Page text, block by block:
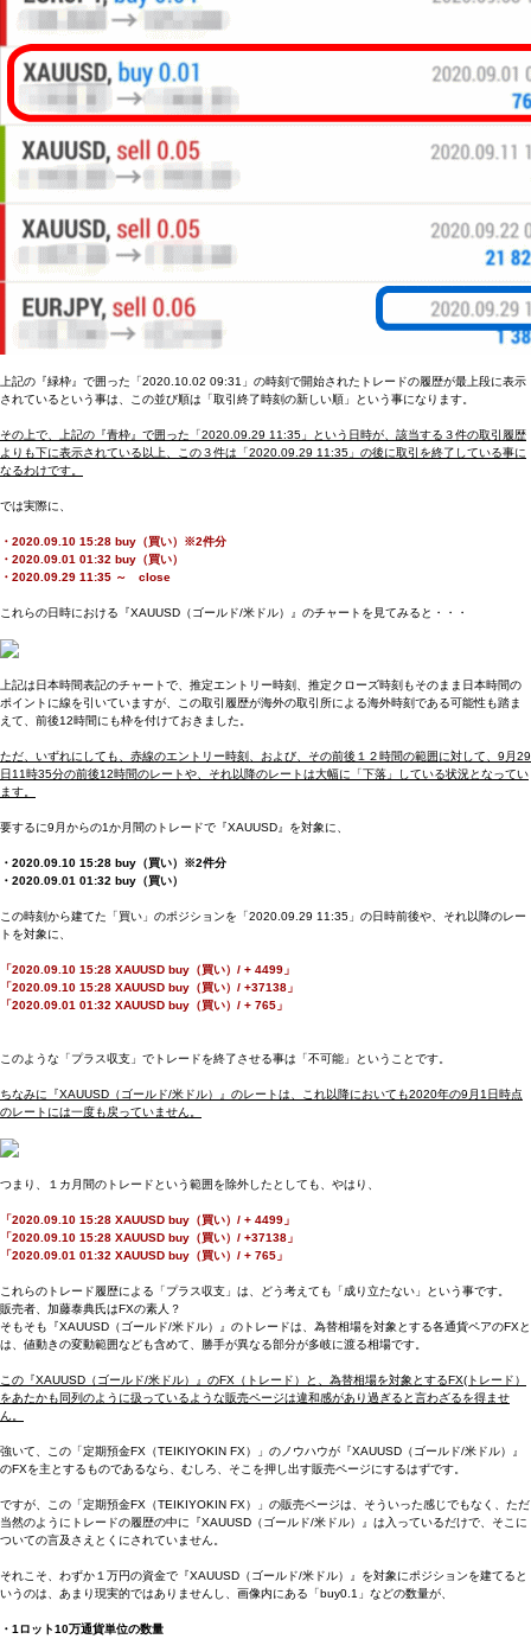
上記の『緑枠』で囲った「2020.10.02 09:31」の時刻で開始されたトレードの履歴が最上段に表示
されているという事は、この並び順は「取引終了時刻の新しい順」という事になります。
その上で、上記の『青枠』で囲った「2020.09.29 11:35」という日時が、該当する３件の取引履歴
よりも下に表示されている以上、この３件は「2020.09.29 11:35」の後に取引を終了している事に
なるわけです。
では実際に、
・2020.09.10 15:28 buy（買い）※2件分
・2020.09.01 01:32 buy（買い）
・2020.09.29 11:35 ～ close
これらの日時における『XAUUSD（ゴールド/米ドル）』のチャートを見てみると・・・
上記は日本時間表記のチャートで、推定エントリー時刻、推定クローズ時刻もそのまま日本時間の
ポイントに線を引いていますが、この取引履歴が海外の取引所による海外時刻である可能性も踏ま
えて、前後12時間にも枠を付けておきました。
ただ、いずれにしても、赤線のエントリー時刻、および、その前後１２時間の範囲に対して、9月29
日11時35分の前後12時間のレートや、それ以降のレートは大幅に「下落」している状況となってい
ます。
要するに9月からの1か月間のトレードで『XAUUSD』を対象に、
・2020.09.10 15:28 buy（買い）※2件分
・2020.09.01 01:32 buy（買い）
この時刻から建てた「買い」のポジションを「2020.09.29 11:35」の日時前後や、それ以降のレー
トを対象に、
「2020.09.10 15:28 XAUUSD buy（買い）/ + 4499」
「2020.09.10 15:28 XAUUSD buy（買い）/ +37138」
「2020.09.01 01:32 XAUUSD buy（買い）/ + 765」
このような「プラス収支」でトレードを終了させる事は「不可能」ということです。
ちなみに『XAUUSD（ゴールド/米ドル）』のレートは、これ以降においても2020年の9月1日時点
のレートには一度も戻っていません。
つまり、１カ月間のトレードという範囲を除外したとしても、やはり、
「2020.09.10 15:28 XAUUSD buy（買い）/ + 4499」
「2020.09.10 15:28 XAUUSD buy（買い）/ +37138」
「2020.09.01 01:32 XAUUSD buy（買い）/ + 765」
これらのトレード履歴による「プラス収支」は、どう考えても「成り立たない」という事です。
販売者、加藤泰典氏はFXの素人？
そもそも『XAUUSD（ゴールド/米ドル）』のトレードは、為替相場を対象とする各通貨ペアのFXと
は、値動きの変動範囲なども含めて、勝手が異なる部分が多岐に渡る相場です。
この『XAUUSD（ゴールド/米ドル）』のFX（トレード）と、為替相場を対象とするFX(トレード）
をあたかも同列のように扱っているような販売ページは違和感があり過ぎると言わざるを得ませ
ん。
強いて、この「定期預金FX（TEIKIYOKIN FX）」のノウハウが『XAUUSD（ゴールド/米ドル）』
のFXを主とするものであるなら、むしろ、そこを押し出す販売ページにするはずです。
ですが、この「定期預金FX（TEIKIYOKIN FX）」の販売ページは、そういった感じでもなく、ただ
当然のようにトレードの履歴の中に『XAUUSD（ゴールド/米ドル）』は入っているだけで、そこに
ついての言及さえとくにされていません。
それこそ、わずか１万円の資金で『XAUUSD（ゴールド/米ドル）』を対象にポジションを建てると
いうのは、あまり現実的ではありませんし、画像内にある「buy0.1」などの数量が、
・1ロット10万通貨単位の数量